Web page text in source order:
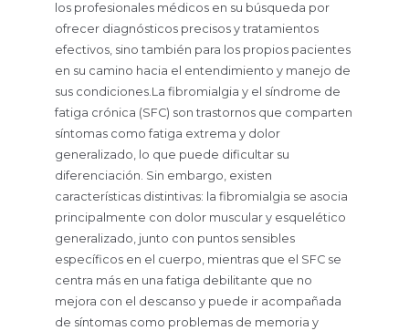
los profesionales médicos en su búsqueda por
ofrecer diagnósticos precisos y tratamientos
efectivos, sino también para los propios pacientes
en su camino hacia el entendimiento y manejo de
sus condiciones.La fibromialgia y el síndrome de
fatiga crónica (SFC) son trastornos que comparten
síntomas como fatiga extrema y dolor
generalizado, lo que puede dificultar su
diferenciación. Sin embargo, existen
características distintivas: la fibromialgia se asocia
principalmente con dolor muscular y esquelético
generalizado, junto con puntos sensibles
específicos en el cuerpo, mientras que el SFC se
centra más en una fatiga debilitante que no
mejora con el descanso y puede ir acompañada
de síntomas como problemas de memoria y